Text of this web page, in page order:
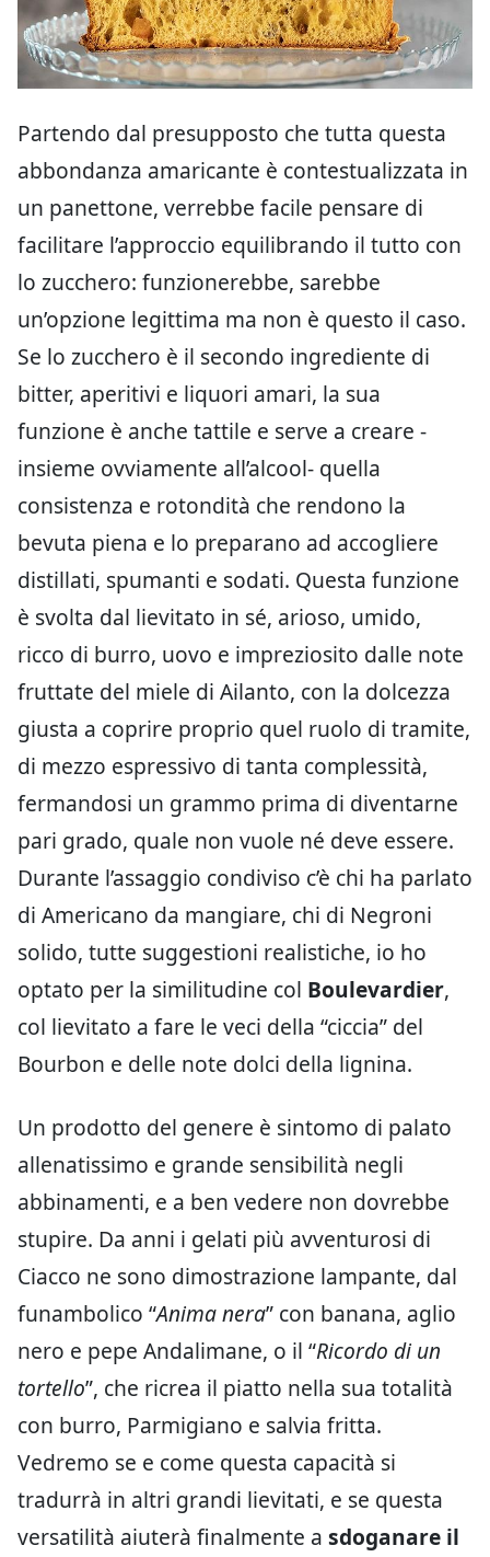
Partendo dal presupposto che tutta questa
abbondanza amaricante è contestualizzata in
un panettone, verrebbe facile pensare di
facilitare l’approccio equilibrando il tutto con
lo zucchero: funzionerebbe, sarebbe
un’opzione legittima ma non è questo il caso.
Se lo zucchero è il secondo ingrediente di
bitter, aperitivi e liquori amari, la sua
funzione è anche tattile e serve a creare -
insieme ovviamente all’alcool- quella
consistenza e rotondità che rendono la
bevuta piena e lo preparano ad accogliere
distillati, spumanti e sodati. Questa funzione
è svolta dal lievitato in sé, arioso, umido,
ricco di burro, uovo e impreziosito dalle note
fruttate del miele di Ailanto, con la dolcezza
giusta a coprire proprio quel ruolo di tramite,
di mezzo espressivo di tanta complessità,
fermandosi un grammo prima di diventarne
pari grado, quale non vuole né deve essere.
Durante l’assaggio condiviso c’è chi ha parlato
di Americano da mangiare, chi di Negroni
solido, tutte suggestioni realistiche, io ho
optato per la similitudine col Boulevardier,
col lievitato a fare le veci della “ciccia” del
Bourbon e delle note dolci della lignina.
Un prodotto del genere è sintomo di palato
allenatissimo e grande sensibilità negli
abbinamenti, e a ben vedere non dovrebbe
stupire. Da anni i gelati più avventurosi di
Ciacco ne sono dimostrazione lampante, dal
funambolico “Anima nera” con banana, aglio
nero e pepe Andalimane, o il “Ricordo di un
tortello”, che ricrea il piatto nella sua totalità
con burro, Parmigiano e salvia fritta.
Vedremo se e come questa capacità si
tradurrà in altri grandi lievitati, e se questa
versatilità aiuterà finalmente a sdoganare il